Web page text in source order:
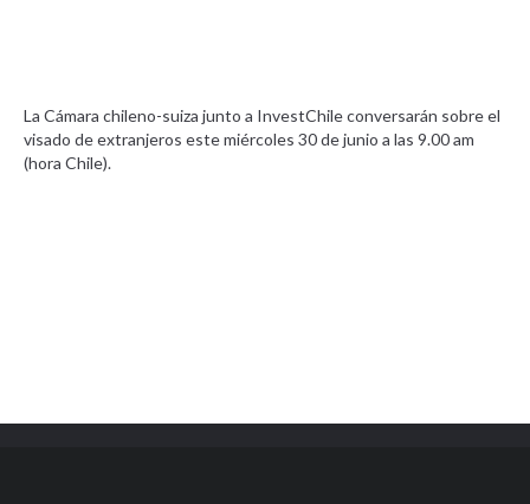
La Cámara chileno-suiza junto a InvestChile conversarán sobre el
visado de extranjeros este miércoles 30 de junio a las 9.00 am
(hora Chile).